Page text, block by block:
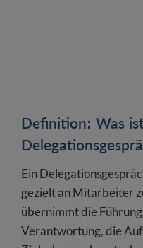
Definition: Was
Ein
gezielt an Mitarbeiter
übernimmt die
Verantwortung, die